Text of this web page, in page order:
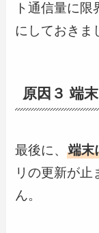
ト通信量に
にしておきま
原因３ 端
最後に、端末
リの更新が止
ん。